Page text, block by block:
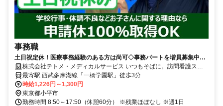
事務職
土日祝定休！医療事務経験のある方は尚可◇事務パートを増員募集中◆
残業ほぼなし！【小平市、一橋学園駅、訪問看護、事務職、パート】
株式会社テトメ・メディカルサービス いつもそばに。訪問看護ステ
ーション
最寄駅 西武多摩湖線「一橋学園駅」徒歩3分
時給1,226円～1,300円
東京都小平市
勤務時間 8:50～17:50（休憩60分） ※残業ほぼなし ※週1日